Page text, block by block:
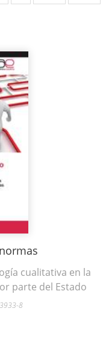
cualitativa en la
parte del Estado
3933-8